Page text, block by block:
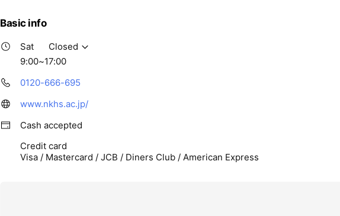
Basic info
Sat
Closed
9:00~17:00
0120-666-695
www.nkhs.ac.jp/
Cash accepted
Credit card
Visa / Mastercard / JCB / Diners Club / American Express